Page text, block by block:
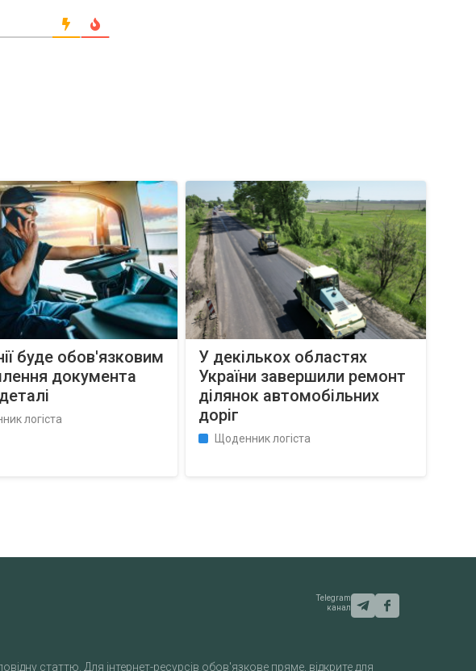
буде обов'язковим
документа
логіста
У декількох областях
України завершили ремонт
ділянок автомобільних
доріг
Щоденник логіста
Telegram
канал
статтю. Для інтернет-ресурсів обов'язкове пряме, відкрите для